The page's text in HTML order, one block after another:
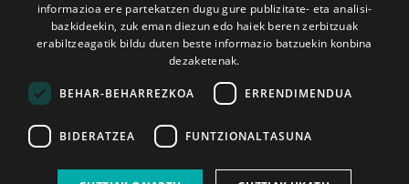
2026ko eka. 1a 2026ko mar. 1a
informazioa ere partekatzen dugu gure publizitate- eta analisi-
bazkideekin, zuk eman diezun edo haiek beren zerbitzuak
erabiltzeagatik bildu duten beste informazio batzuekin konbina
dezaketenak.
BEHAR-BEHARREZKOA ERRENDIMENDUA
BIDERATZEA FUNTZIONALTASUNA